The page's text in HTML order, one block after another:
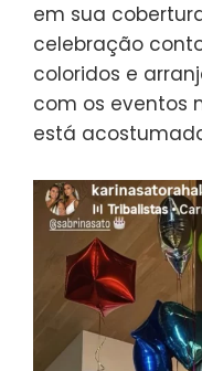
em sua
celebração
coloridos e
com os eventos
está